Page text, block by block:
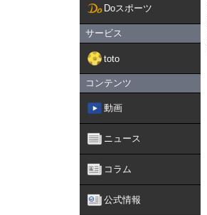
Doスポーツ
サービス
toto
コンテンツ
動画
ニュース
コラム
公式情報